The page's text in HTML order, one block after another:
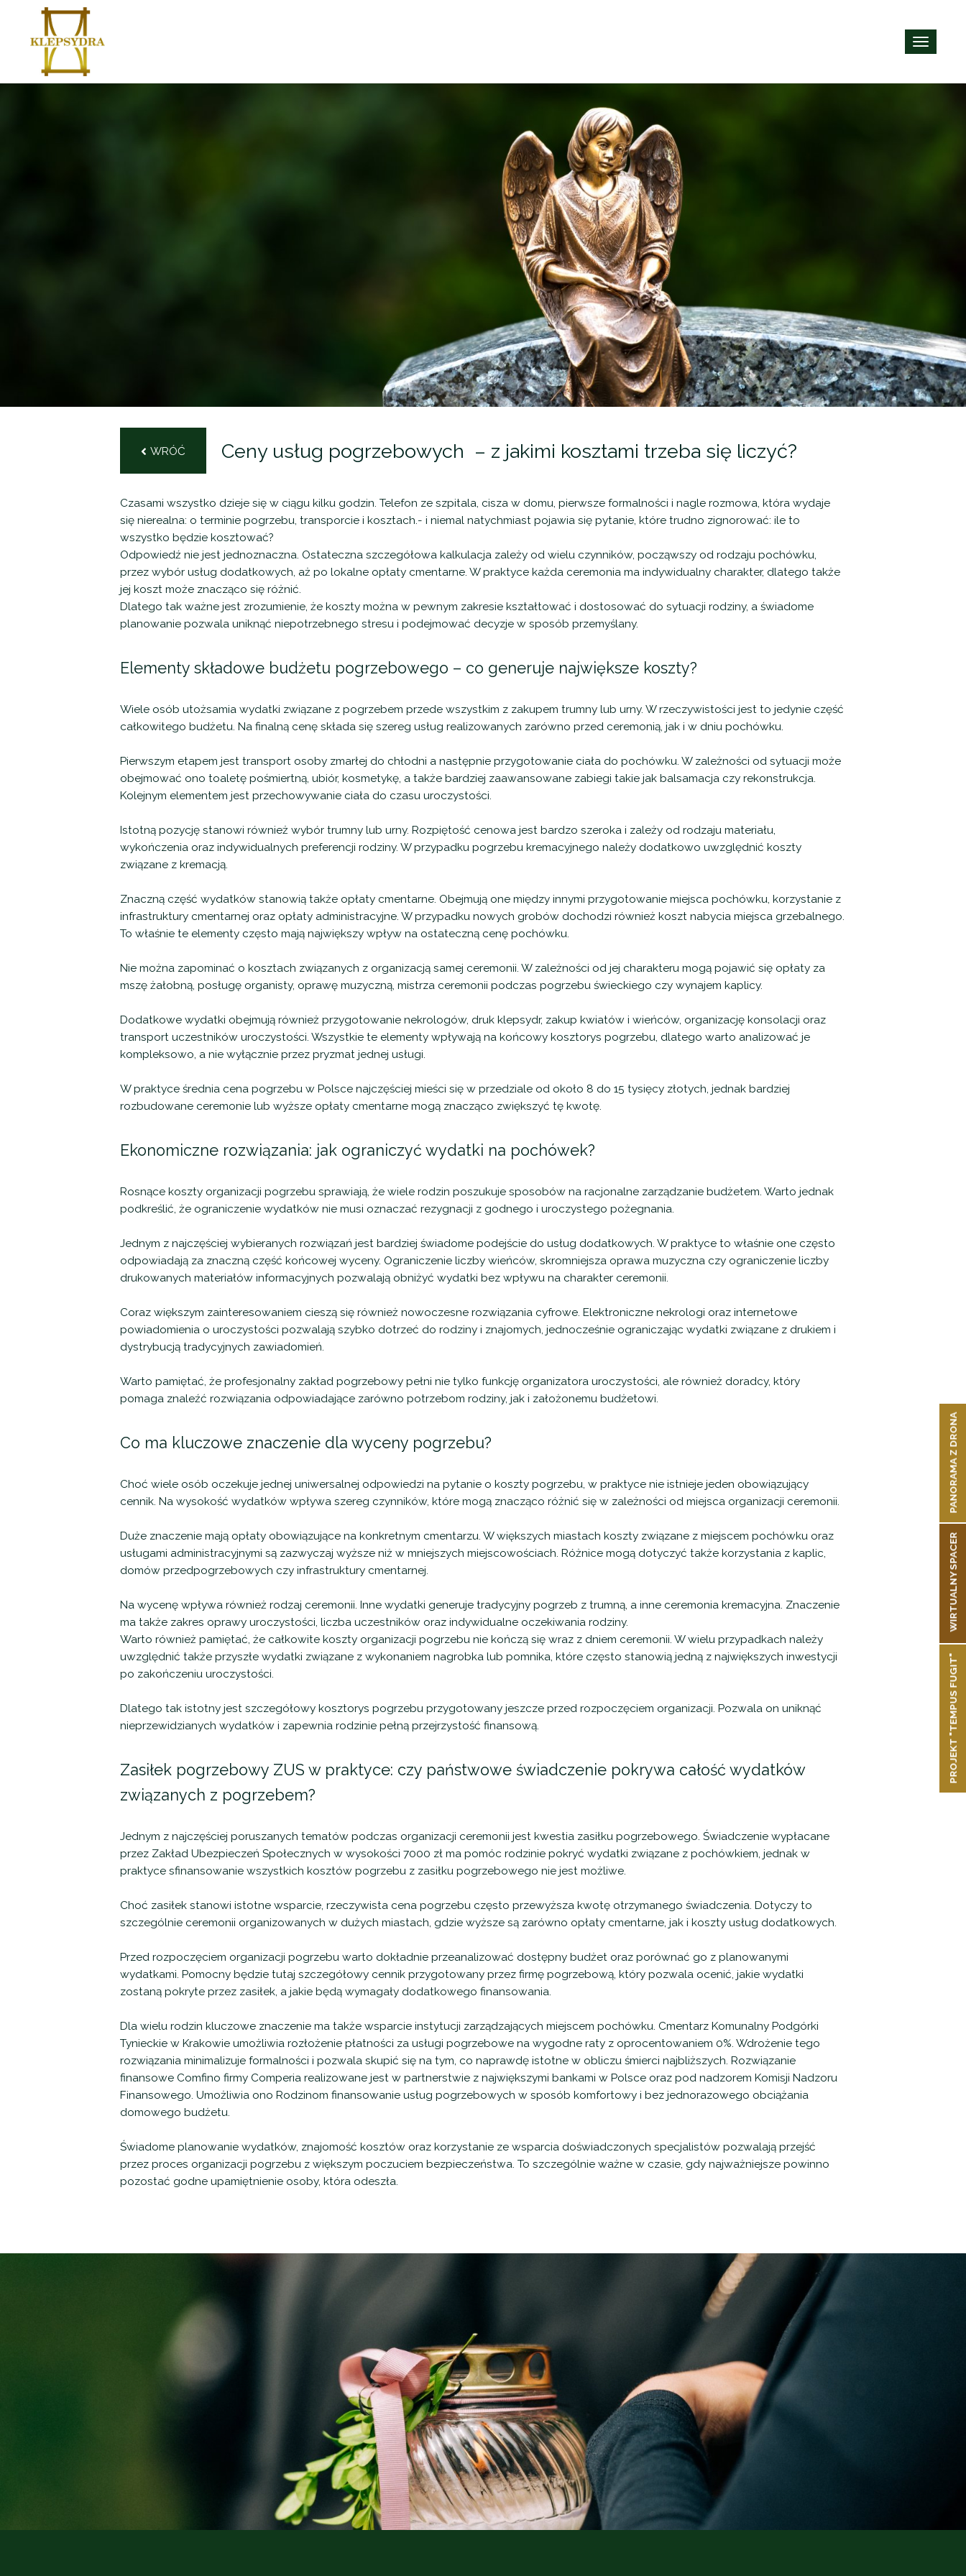
WRÓĆ Ceny usług pogrzebowych – z jakimi kosztami trzeba się liczyć?
Czasami wszystko dzieje się w ciągu kilku godzin. Telefon ze szpitala, cisza w domu, pierwsze formalności i nagle rozmowa, która wydaje
się nierealna: o terminie pogrzebu, transporcie i kosztach.- i niemal natychmiast pojawia się pytanie, które trudno zignorować: ile to
wszystko będzie kosztować?
Odpowiedź nie jest jednoznaczna. Ostateczna szczegółowa kalkulacja zależy od wielu czynników, począwszy od rodzaju pochówku,
przez wybór usług dodatkowych, aż po lokalne opłaty cmentarne. W praktyce każda ceremonia ma indywidualny charakter, dlatego także
jej koszt może znacząco się różnić.
Dlatego tak ważne jest zrozumienie, że koszty można w pewnym zakresie kształtować i dostosować do sytuacji rodziny, a świadome
planowanie pozwala uniknąć niepotrzebnego stresu i podejmować decyzje w sposób przemyślany.
Elementy składowe budżetu pogrzebowego – co generuje największe koszty?
Wiele osób utożsamia wydatki związane z pogrzebem przede wszystkim z zakupem trumny lub urny. W rzeczywistości jest to jedynie część
całkowitego budżetu. Na finalną cenę składa się szereg usług realizowanych zarówno przed ceremonią, jak i w dniu pochówku.
Pierwszym etapem jest transport osoby zmarłej do chłodni a następnie przygotowanie ciała do pochówku. W zależności od sytuacji może
obejmować ono toaletę pośmiertną, ubiór, kosmetykę, a także bardziej zaawansowane zabiegi takie jak balsamacja czy rekonstrukcja.
Kolejnym elementem jest przechowywanie ciała do czasu uroczystości.
Istotną pozycję stanowi również wybór trumny lub urny. Rozpiętość cenowa jest bardzo szeroka i zależy od rodzaju materiału,
wykończenia oraz indywidualnych preferencji rodziny. W przypadku pogrzebu kremacyjnego należy dodatkowo uwzględnić koszty
związane z kremacją.
Znaczną część wydatków stanowią także opłaty cmentarne. Obejmują one między innymi przygotowanie miejsca pochówku, korzystanie z
infrastruktury cmentarnej oraz opłaty administracyjne. W przypadku nowych grobów dochodzi również koszt nabycia miejsca grzebalnego.
To właśnie te elementy często mają największy wpływ na ostateczną cenę pochówku.
Nie można zapominać o kosztach związanych z organizacją samej ceremonii. W zależności od jej charakteru mogą pojawić się opłaty za
mszę żałobną, posługę organisty, oprawę muzyczną, mistrza ceremonii podczas pogrzebu świeckiego czy wynajem kaplicy.
Dodatkowe wydatki obejmują również przygotowanie nekrologów, druk klepsydr, zakup kwiatów i wieńców, organizację konsolacji oraz
transport uczestników uroczystości. Wszystkie te elementy wpływają na końcowy kosztorys pogrzebu, dlatego warto analizować je
kompleksowo, a nie wyłącznie przez pryzmat jednej usługi.
W praktyce średnia cena pogrzebu w Polsce najczęściej mieści się w przedziale od około 8 do 15 tysięcy złotych, jednak bardziej
rozbudowane ceremonie lub wyższe opłaty cmentarne mogą znacząco zwiększyć tę kwotę.
Ekonomiczne rozwiązania: jak ograniczyć wydatki na pochówek?
Rosnące koszty organizacji pogrzebu sprawiają, że wiele rodzin poszukuje sposobów na racjonalne zarządzanie budżetem. Warto jednak
podkreślić, że ograniczenie wydatków nie musi oznaczać rezygnacji z godnego i uroczystego pożegnania.
Jednym z najczęściej wybieranych rozwiązań jest bardziej świadome podejście do usług dodatkowych. W praktyce to właśnie one często
odpowiadają za znaczną część końcowej wyceny. Ograniczenie liczby wieńców, skromniejsza oprawa muzyczna czy ograniczenie liczby
drukowanych materiałów informacyjnych pozwalają obniżyć wydatki bez wpływu na charakter ceremonii.
Coraz większym zainteresowaniem cieszą się również nowoczesne rozwiązania cyfrowe. Elektroniczne nekrologi oraz internetowe
powiadomienia o uroczystości pozwalają szybko dotrzeć do rodziny i znajomych, jednocześnie ograniczając wydatki związane z drukiem i
dystrybucją tradycyjnych zawiadomień.
Warto pamiętać, że profesjonalny zakład pogrzebowy pełni nie tylko funkcję organizatora uroczystości, ale również doradcy, który
pomaga znaleźć rozwiązania odpowiadające zarówno potrzebom rodziny, jak i założonemu budżetowi.
Co ma kluczowe znaczenie dla wyceny pogrzebu?
Choć wiele osób oczekuje jednej uniwersalnej odpowiedzi na pytanie o koszty pogrzebu, w praktyce nie istnieje jeden obowiązujący
cennik. Na wysokość wydatków wpływa szereg czynników, które mogą znacząco różnić się w zależności od miejsca organizacji ceremonii.
Duże znaczenie mają opłaty obowiązujące na konkretnym cmentarzu. W większych miastach koszty związane z miejscem pochówku oraz
usługami administracyjnymi są zazwyczaj wyższe niż w mniejszych miejscowościach. Różnice mogą dotyczyć także korzystania z kaplic,
domów przedpogrzebowych czy infrastruktury cmentarnej.
Na wycenę wpływa również rodzaj ceremonii. Inne wydatki generuje tradycyjny pogrzeb z trumną, a inne ceremonia kremacyjna. Znaczenie
ma także zakres oprawy uroczystości, liczba uczestników oraz indywidualne oczekiwania rodziny.
Warto również pamiętać, że całkowite koszty organizacji pogrzebu nie kończą się wraz z dniem ceremonii. W wielu przypadkach należy
uwzględnić także przyszłe wydatki związane z wykonaniem nagrobka lub pomnika, które często stanowią jedną z największych inwestycji
po zakończeniu uroczystości.
Dlatego tak istotny jest szczegółowy kosztorys pogrzebu przygotowany jeszcze przed rozpoczęciem organizacji. Pozwala on uniknąć
nieprzewidzianych wydatków i zapewnia rodzinie pełną przejrzystość finansową.
Zasiłek pogrzebowy ZUS w praktyce: czy państwowe świadczenie pokrywa całość wydatków
związanych z pogrzebem?
Jednym z najczęściej poruszanych tematów podczas organizacji ceremonii jest kwestia zasiłku pogrzebowego. Świadczenie wypłacane
przez Zakład Ubezpieczeń Społecznych w wysokości 7000 zł ma pomóc rodzinie pokryć wydatki związane z pochówkiem, jednak w
praktyce sfinansowanie wszystkich kosztów pogrzebu z zasiłku pogrzebowego nie jest możliwe.
Choć zasiłek stanowi istotne wsparcie, rzeczywista cena pogrzebu często przewyższa kwotę otrzymanego świadczenia. Dotyczy to
szczególnie ceremonii organizowanych w dużych miastach, gdzie wyższe są zarówno opłaty cmentarne, jak i koszty usług dodatkowych.
Przed rozpoczęciem organizacji pogrzebu warto dokładnie przeanalizować dostępny budżet oraz porównać go z planowanymi
wydatkami. Pomocny będzie tutaj szczegółowy cennik przygotowany przez firmę pogrzebową, który pozwala ocenić, jakie wydatki
zostaną pokryte przez zasiłek, a jakie będą wymagały dodatkowego finansowania.
Dla wielu rodzin kluczowe znaczenie ma także wsparcie instytucji zarządzających miejscem pochówku. Cmentarz Komunalny Podgórki
Tynieckie w Krakowie umożliwia rozłożenie płatności za usługi pogrzebowe na wygodne raty z oprocentowaniem 0%. Wdrożenie tego
rozwiązania minimalizuje formalności i pozwala skupić się na tym, co naprawdę istotne w obliczu śmierci najbliższych. Rozwiązanie
finansowe Comfino firmy Comperia realizowane jest w partnerstwie z największymi bankami w Polsce oraz pod nadzorem Komisji Nadzoru
Finansowego. Umożliwia ono Rodzinom finansowanie usług pogrzebowych w sposób komfortowy i bez jednorazowego obciążania
domowego budżetu.
Świadome planowanie wydatków, znajomość kosztów oraz korzystanie ze wsparcia doświadczonych specjalistów pozwalają przejść
przez proces organizacji pogrzebu z większym poczuciem bezpieczeństwa. To szczególnie ważne w czasie, gdy najważniejsze powinno
pozostać godne upamiętnienie osoby, która odeszła.
PROJEKT "TEMPUS FUGIT"
WIRTUALNY SPACER
PANORAMA Z DRONA